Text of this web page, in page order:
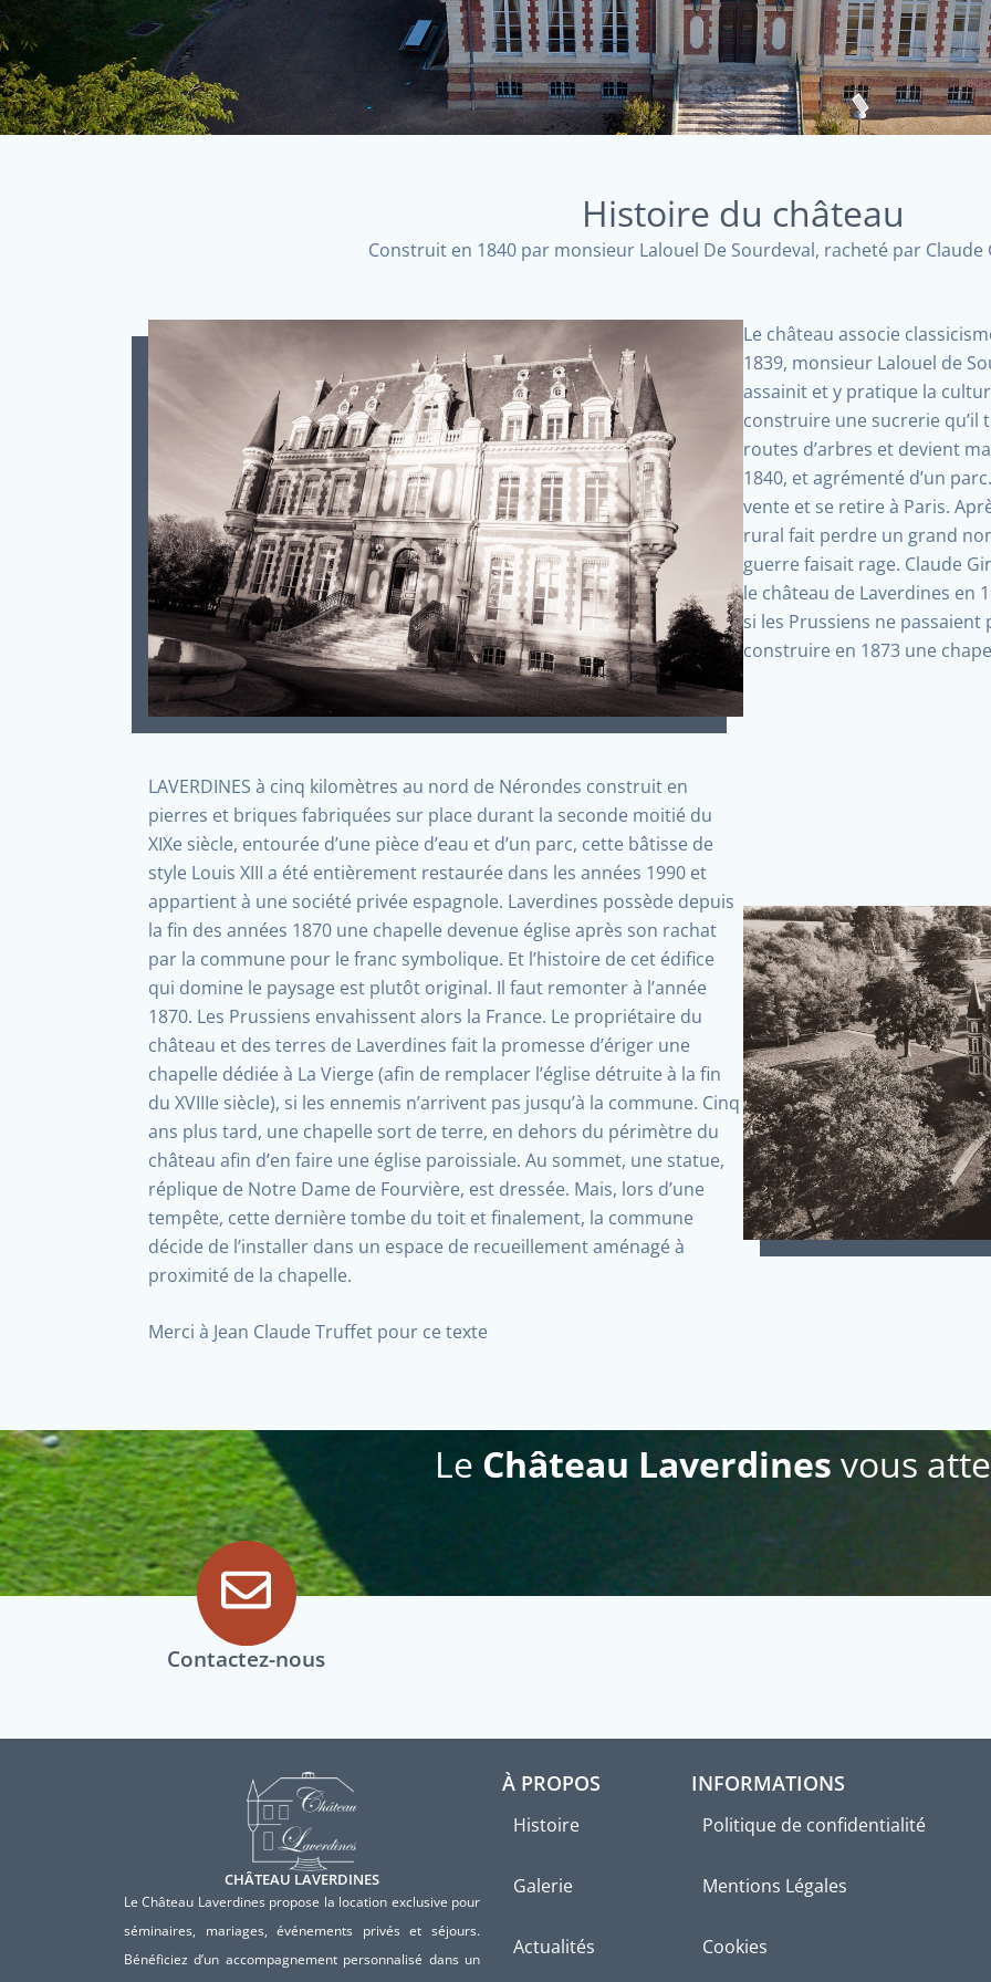
Histoire du château
Construit en 1840 par monsieur Lalouel De Sourdeval, racheté par Claude
Le château associe
1839, monsieur Lalouel de
assainit et y pratique la
construire une sucrerie
routes d’arbres et devient
1840, et agrémenté d’un
vente et se retire à Paris.
rural fait perdre un grand
guerre faisait rage. Claude
le château de Laverdines en
si les Prussiens ne passaient
construire en 1873 une
LAVERDINES à cinq kilomètres au nord de Nérondes construit en
pierres et briques fabriquées sur place durant la seconde moitié du
XIXe siècle, entourée d’une pièce d’eau et d’un parc, cette bâtisse de
style Louis XIII a été entièrement restaurée dans les années 1990 et
appartient à une société privée espagnole. Laverdines possède depuis
la fin des années 1870 une chapelle devenue église après son rachat
par la commune pour le franc symbolique. Et l’histoire de cet édifice
qui domine le paysage est plutôt original. Il faut remonter à l’année
1870. Les Prussiens envahissent alors la France. Le propriétaire du
château et des terres de Laverdines fait la promesse d’ériger une
chapelle dédiée à La Vierge (afin de remplacer l’église détruite à la fin
du XVIIIe siècle), si les ennemis n’arrivent pas jusqu’à la commune. Cinq
ans plus tard, une chapelle sort de terre, en dehors du périmètre du
château afin d’en faire une église paroissiale. Au sommet, une statue,
réplique de Notre Dame de Fourvière, est dressée. Mais, lors d’une
tempête, cette dernière tombe du toit et finalement, la commune
décide de l’installer dans un espace de recueillement aménagé à
proximité de la chapelle.
Merci à Jean Claude Truffet pour ce texte
LeChâteau Laverdines vous
Contactez-nous
CHÂTEAU LAVERDINES
Le Château Laverdines propose la location exclusive pour
séminaires, mariages, événements privés et séjours.
Bénéficiez d’un accompagnement personnalisé dans un
À PROPOS
Histoire
Galerie
Actualités
INFORMATIONS
Politique de confidentialité
Mentions Légales
Cookies